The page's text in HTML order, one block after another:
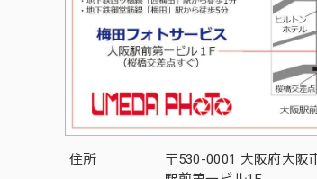
住所
〒530-0001 大阪府大阪